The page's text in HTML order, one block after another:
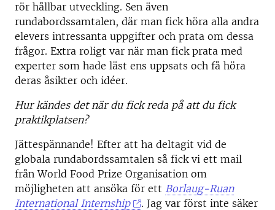
rör hållbar utveckling. Sen även
rundabordssamtalen, där man fick höra alla andra
elevers intressanta uppgifter och prata om dessa
frågor. Extra roligt var när man fick prata med
experter som hade läst ens uppsats och få höra
deras åsikter och idéer.
Hur kändes det när du fick reda på att du fick
praktikplatsen?
Jättespännande! Efter att ha deltagit vid de
globala rundabordssamtalen så fick vi ett mail
från World Food Prize Organisation om
möjligheten att ansöka för ett Borlaug-Ruan
International Internship
. Jag var först inte säker